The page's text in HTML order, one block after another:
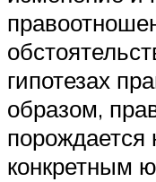
гипотезах
образом,
порождается
конкретным